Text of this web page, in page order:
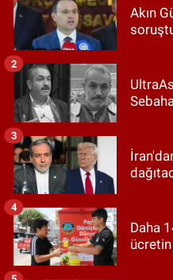
Akın
2
3
Daha
ücretin
4